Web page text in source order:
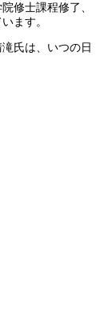
修士課程修了、
ます。
氏は、いつの日